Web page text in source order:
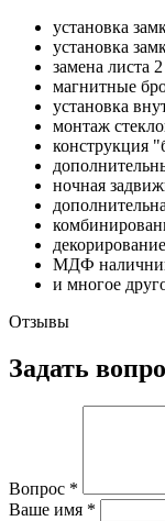
установка
установка
замена листа
магнитные
установка
монтаж
конструкция
ночная
МДФ
и многое
Отзывы
Задать
Вопрос *
Ваше имя *